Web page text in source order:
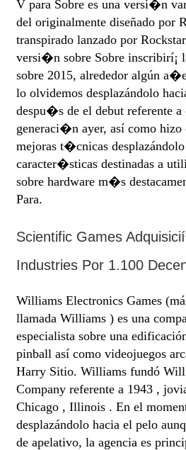
V para Sobre es una versi�n
del originalmente diseñado por
transpirado lanzado por
versi�n sobre Sobre inscribirí¡
sobre 2015, alrededor algún
lo olvidemos desplazándolo
despu�s de el debut referente a
generaci�n ayer, así­ como hizo
mejoras t�cnicas
caracter�sticas destinadas a
sobre hardware m�s
Para.
Scientific Games
Industries Por 1.100
Williams Electronics Games
llamada Williams ) es una
especialista sobre una
pinball así­ como videojuegos
Harry Sitio. Williams fundó
Company referente a 1943 ,
Chicago , Illinois . En el
desplazándolo hacia el pelo
de apelativo, la agencia es